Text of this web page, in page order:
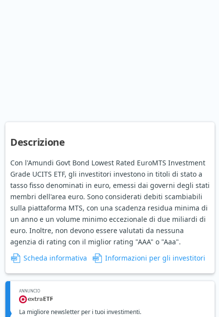
Descrizione
Con l'Amundi Govt Bond Lowest Rated EuroMTS Investment
Grade UCITS ETF, gli investitori investono in titoli di stato a
tasso fisso denominati in euro, emessi dai governi degli stati
membri dell'area euro. Sono considerati debiti scambiabili
sulla piattaforma MTS, con una scadenza residua minima di
un anno e un volume minimo eccezionale di due miliardi di
euro. Inoltre, non devono essere valutati da nessuna
agenzia di rating con il miglior rating "AAA" o "Aaa".
Scheda informativa
Informazioni per gli investitori
ANNUNCIO
La migliore newsletter per i tuoi investimenti.